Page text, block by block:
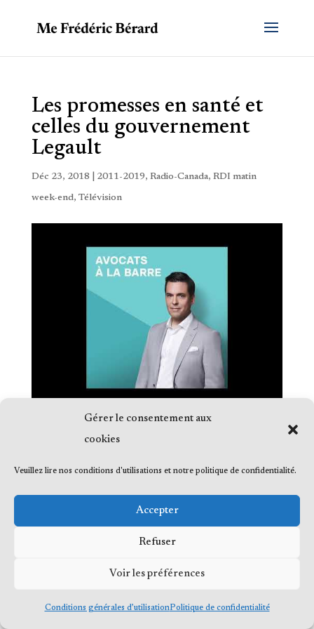
Gérer le consentement aux
cookies
Veuillez lire nos conditions d'utilisations et notre politique de confidentialité.
Accepter
Refuser
Voir les préférences
Conditions générales d’utilisationPolitique de confidentialité
Les promesses en santé et
celles du gouvernement
Legault
Déc 23, 2018 2011-2019, Radio-Canada, RDI matin
week-end, Télévision